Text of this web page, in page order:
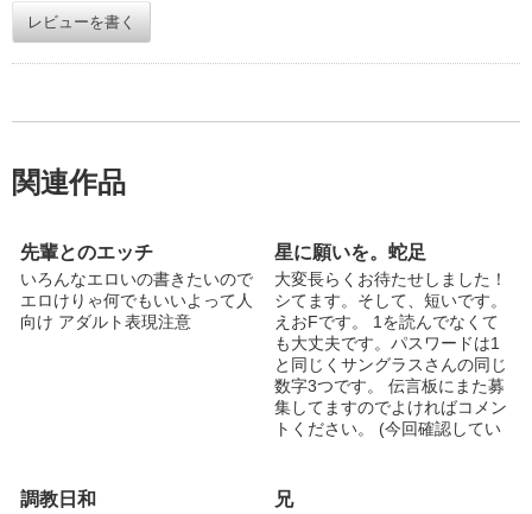
レビューを書く
関連作品
先輩とのエッチ
いろんなエロいの書きたいので
エロけりゃ何でもいいよって人
向け アダルト表現注意
星に願いを。蛇足
大変長らくお待たせしました！
シてます。そして、短いです。
えおFです。 1を読んでなくて
も大丈夫です。パスワードは1
と同じくサングラスさんの同じ
数字3つです。 伝言板にまた募
集してますのでよければコメン
トください。 (今回確認してい
調教日和 兄